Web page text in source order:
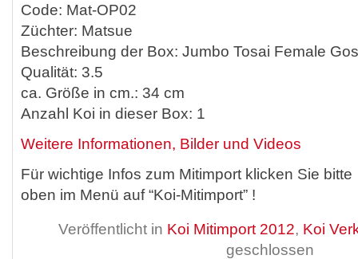
Code: Mat-OP02
Züchter: Matsue
Beschreibung der Box: Jumbo Tosai Female
Qualität: 3.5
ca. Größe in cm.: 34 cm
Anzahl Koi in dieser Box: 1
Weitere Informationen, Bilder und Videos
Für wichtige Infos zum Mitimport klicken Sie bitte
oben im Menü auf “Koi-Mitimport” !
Veröffentlicht in Koi Mitimport 2012, Koi
geschlossen